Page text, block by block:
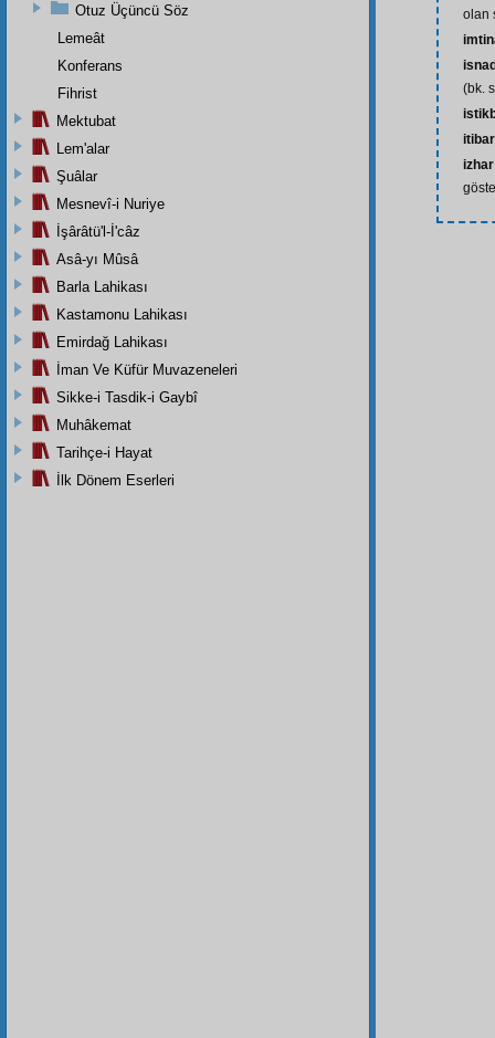
olan
(bk.
izhar
Otuz Üçüncü Söz
Lemeât
Konferans
Fihrist
Mektubat
Lem'alar
Şuâlar
Mesnevî-i Nuriye
İşârâtü'l-İ'câz
Asâ-yı Mûsâ
Barla Lahikası
Kastamonu Lahikası
Emirdağ Lahikası
İman Ve Küfür Muvazeneleri
Sikke-i Tasdik-i Gaybî
Muhâkemat
Tarihçe-i Hayat
İlk Dönem Eserleri